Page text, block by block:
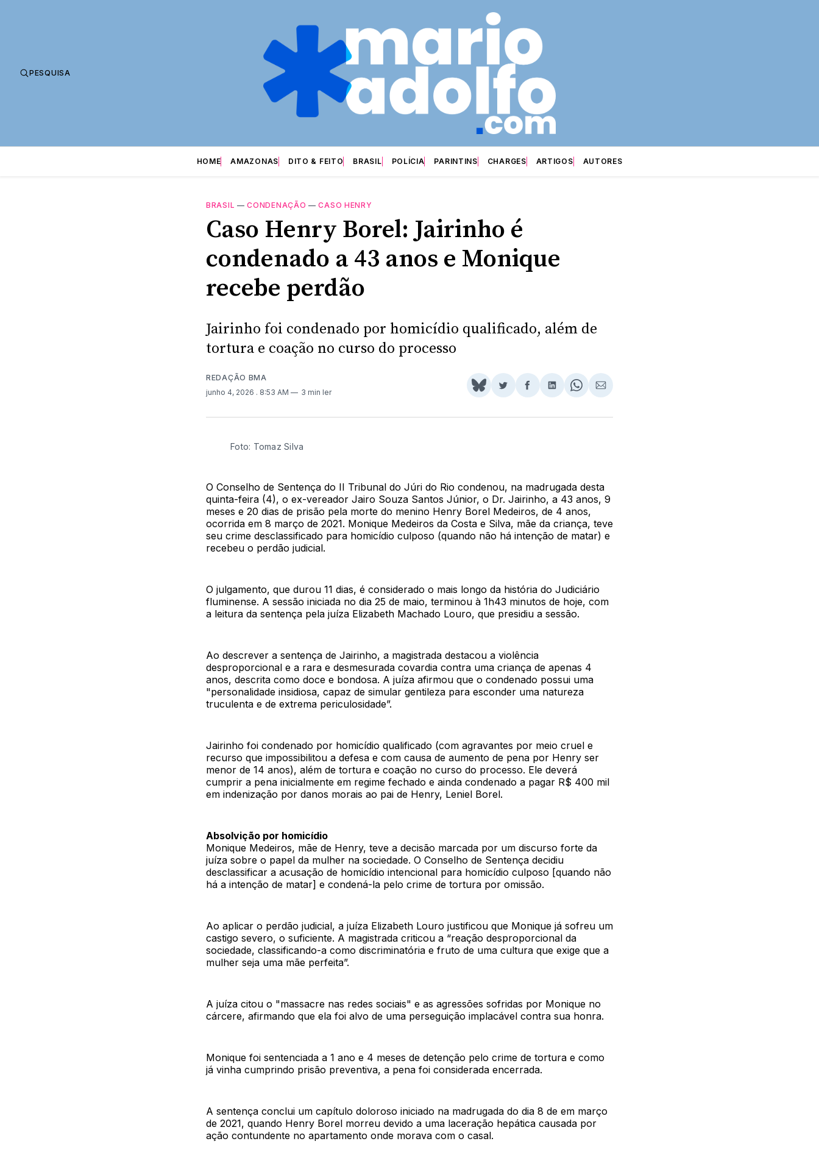
PESQUISA
HOME AMAZONAS DITO & FEITO BRASIL POLÍCIA PARINTINS CHARGES ARTIGOS AUTORES
BRASIL —CONDENAÇÃO —CASO HENRY
Caso Henry Borel: Jairinho é
condenado a 43 anos e Monique
recebe perdão
Jairinho foi condenado por homicídio qualificado, além de
tortura e coação no curso do processo
REDAÇÃO BMA
junho 4, 2026 . 8:53 AM 3 min ler
Share
BlueSky
Compartilhar
Twitter
Compartilhar
Facebook
Compartilhar
LinkedIn
Share
WhatsApp
Compartilhar
Email
Foto: Tomaz Silva
O Conselho de Sentença do II Tribunal do Júri do Rio condenou, na madrugada desta
quinta-feira (4), o ex-vereador Jairo Souza Santos Júnior, o Dr. Jairinho, a 43 anos, 9
meses e 20 dias de prisão pela morte do menino Henry Borel Medeiros, de 4 anos,
ocorrida em 8 março de 2021. Monique Medeiros da Costa e Silva, mãe da criança, teve
seu crime desclassificado para homicídio culposo (quando não há intenção de matar) e
recebeu o perdão judicial.
O julgamento, que durou 11 dias, é considerado o mais longo da história do Judiciário
fluminense. A sessão iniciada no dia 25 de maio, terminou à 1h43 minutos de hoje, com
a leitura da sentença pela juíza Elizabeth Machado Louro, que presidiu a sessão.
Ao descrever a sentença de Jairinho, a magistrada destacou a violência
desproporcional e a rara e desmesurada covardia contra uma criança de apenas 4
anos, descrita como doce e bondosa. A juíza afirmou que o condenado possui uma
"personalidade insidiosa, capaz de simular gentileza para esconder uma natureza
truculenta e de extrema periculosidade”.
Jairinho foi condenado por homicídio qualificado (com agravantes por meio cruel e
recurso que impossibilitou a defesa e com causa de aumento de pena por Henry ser
menor de 14 anos), além de tortura e coação no curso do processo. Ele deverá
cumprir a pena inicialmente em regime fechado e ainda condenado a pagar R$ 400 mil
em indenização por danos morais ao pai de Henry, Leniel Borel.
Absolvição por homicídio
Monique Medeiros, mãe de Henry, teve a decisão marcada por um discurso forte da
juíza sobre o papel da mulher na sociedade. O Conselho de Sentença decidiu
desclassificar a acusação de homicídio intencional para homicídio culposo [quando não
há a intenção de matar] e condená-la pelo crime de tortura por omissão.
Ao aplicar o perdão judicial, a juíza Elizabeth Louro justificou que Monique já sofreu um
castigo severo, o suficiente. A magistrada criticou a “reação desproporcional da
sociedade, classificando-a como discriminatória e fruto de uma cultura que exige que a
mulher seja uma mãe perfeita”.
A juíza citou o "massacre nas redes sociais" e as agressões sofridas por Monique no
cárcere, afirmando que ela foi alvo de uma perseguição implacável contra sua honra.
Monique foi sentenciada a 1 ano e 4 meses de detenção pelo crime de tortura e como
já vinha cumprindo prisão preventiva, a pena foi considerada encerrada.
A sentença conclui um capítulo doloroso iniciado na madrugada do dia 8 de em março
de 2021, quando Henry Borel morreu devido a uma laceração hepática causada por
ação contundente no apartamento onde morava com o casal.